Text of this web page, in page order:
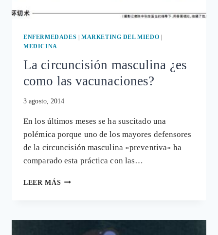
ENFERMEDADES MARKETING DEL MIEDO
MEDICINA
La circuncisión masculina ¿es
como las vacunaciones?
3 agosto, 2014
En los últimos meses se ha suscitado una
polémica porque uno de los mayores defensores
de la circuncisión masculina «preventiva» ha
comparado esta práctica con las…
LEER MÁS LA
COMO